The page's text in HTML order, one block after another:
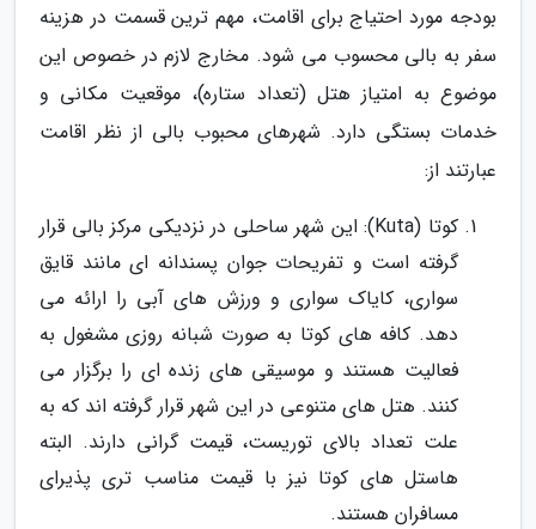
بودجه مورد احتیاج برای اقامت، مهم ترین قسمت در هزینه
سفر به بالی محسوب می شود. مخارج لازم در خصوص این
موضوع به امتیاز هتل (تعداد ستاره)، موقعیت مکانی و
خدمات بستگی دارد. شهرهای محبوب بالی از نظر اقامت
عبارتند از:
کوتا (Kuta): این شهر ساحلی در نزدیکی مرکز بالی قرار
گرفته است و تفریحات جوان پسندانه ای مانند قایق
سواری، کایاک سواری و ورزش های آبی را ارائه می
دهد. کافه های کوتا به صورت شبانه روزی مشغول به
فعالیت هستند و موسیقی های زنده ای را برگزار می
کنند. هتل های متنوعی در این شهر قرار گرفته اند که به
علت تعداد بالای توریست، قیمت گرانی دارند. البته
هاستل های کوتا نیز با قیمت مناسب تری پذیرای
مسافران هستند.